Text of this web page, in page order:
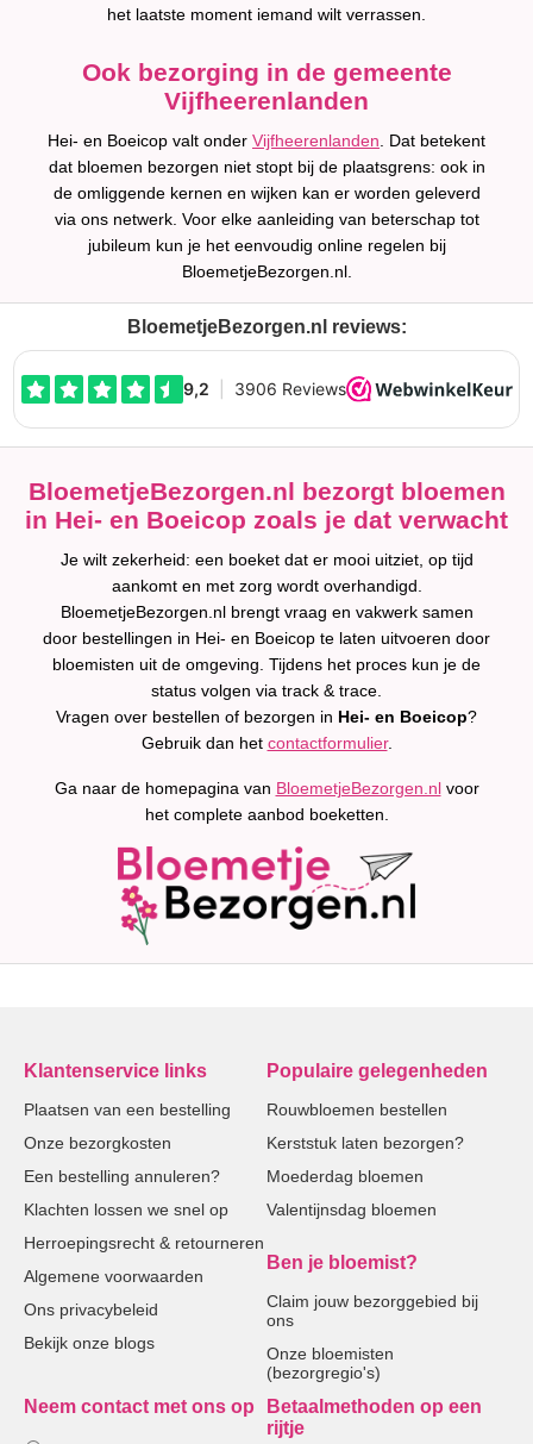
het laatste moment iemand wilt verrassen.
Ook bezorging in de gemeente
Vijfheerenlanden
Hei- en Boeicop valt onder Vijfheerenlanden . Dat betekent
dat bloemen bezorgen niet stopt bij de plaatsgrens: ook in
de omliggende kernen en wijken kan er worden geleverd
via ons netwerk. Voor elke aanleiding van beterschap tot
jubileum kun je het eenvoudig online regelen bij
BloemetjeBezorgen.nl.
BloemetjeBezorgen.nl reviews:
BloemetjeBezorgen.nl bezorgt bloemen
in Hei- en Boeicop zoals je dat verwacht
Je wilt zekerheid: een boeket dat er mooi uitziet, op tijd
aankomt en met zorg wordt overhandigd.
BloemetjeBezorgen.nl brengt vraag en vakwerk samen
door bestellingen in Hei- en Boeicop te laten uitvoeren door
bloemisten uit de omgeving. Tijdens het proces kun je de
status volgen via track & trace.
Vragen over bestellen of bezorgen in Hei- en Boeicop?
Gebruik dan het contactformulier.
Ga naar de homepagina van BloemetjeBezorgen.nlvoor
het complete aanbod boeketten.
Klantenservice links
Plaatsen van een bestelling
Onze bezorgkosten
Een bestelling annuleren?
Klachten lossen we snel op
Herroepingsrecht & retourneren
Algemene voorwaarden
Ons privacybeleid
Bekijk onze blogs
Populaire gelegenheden
Rouwbloemen bestellen
Kerststuk laten bezorgen?
Moederdag bloemen
Valentijnsdag bloemen
Ben je bloemist?
Claim jouw bezorggebied bij
ons
Onze bloemisten
(bezorgregio's)
Neem contact met ons op
Betaalmethoden op een
rijtje